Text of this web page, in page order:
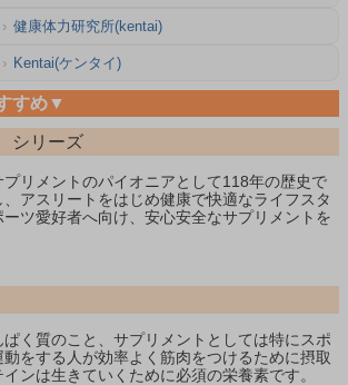
健康体力研究所(kentai)
Kentai(ケンタイ)
すめ▼
シリーズ
リメントのパイオニアとして118年の歴史で
アスリートをはじめ健康で快適なライフスタ
ツ愛好者へ向け、安心安全なサプリメントを
く質のこと、サプリメントとしては特にスポ
をする人が効率よく筋肉をつけるために摂取
ンは生きていくために必須の栄養素です。